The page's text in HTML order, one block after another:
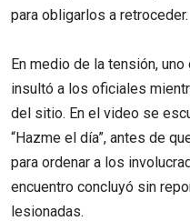
para obligarlos a retroceder.
En medio de la tensión,
insultó a los oficiales
del sitio. En el video se
“Hazme el día”, antes de
para ordenar a los
encuentro concluyó sin
lesionadas.